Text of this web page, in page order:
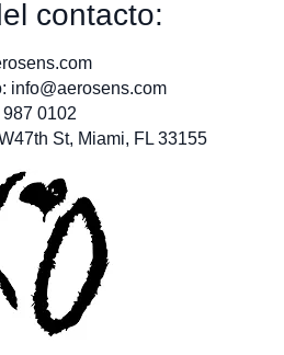
contacto:
info@aerosens.com
0102
St, Miami, FL 33155